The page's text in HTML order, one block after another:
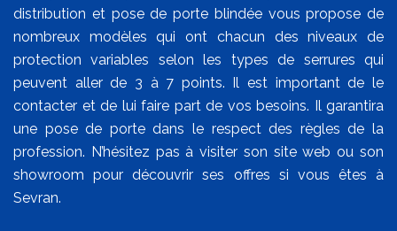
distribution et pose de porte blindée vous propose de
nombreux modèles qui ont chacun des niveaux de
protection variables selon les types de serrures qui
peuvent aller de 3 à 7 points. Il est important de le
contacter et de lui faire part de vos besoins. Il garantira
une pose de porte dans le respect des règles de la
profession. N’hésitez pas à visiter son site web ou son
showroom pour découvrir ses offres si vous êtes à
Sevran.